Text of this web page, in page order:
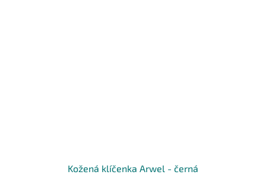
Kožená klíčenka Arwel - černá